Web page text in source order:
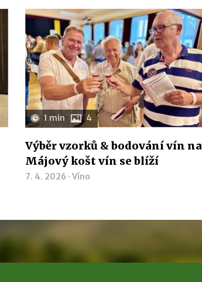
1 min 4
Výběr vzorků & bodování vín na
Májový košt vín se blíží
7. 4. 2026 ·Víno